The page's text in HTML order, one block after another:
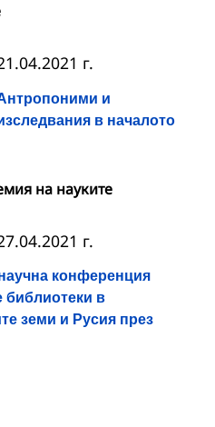
и
в началото
г.
на науките
конференция
библиотеки в
земи и Русия през
г.